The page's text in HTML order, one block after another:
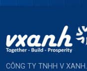
CÔNG TY TNHH V XANH.